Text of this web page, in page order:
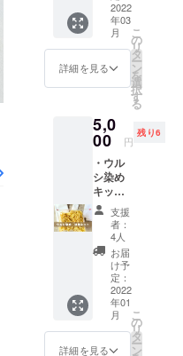
パーク
（埼玉
県蓮田
内）」
の植栽
会にご
参加い
ただけ
ない方
には、
「漆の
木を植
える
箸」を
お送り
しま
す。オ
プショ
ンより
いずれ
ルシの
木の柔
らかさ
を活か
した、
ブが特
徴の
ヒーメ
ジャー
スプー
ンで
す。持
ち手の
丸み
も、ス
プーン
部分の
刳り
も、
削と手
荒木
地のサ
イズ
（手仕
事のた
寸：幅
4.7 長
さ
13.4
高さ2.6
センチ
容
量：
コー
ヒー粉
すりき
り1杯
約10ｇ
スプー
ンの外
側と持
ち手部
材 ：
綿100％
サ
イズ：
文庫本
サイ
ズ 広
態で
15.5 ×
31cm（
手仕事
のため
多少の
個体差
があり
す。）
製
作 ：
北野 留
美（縄
文うる
しパー
クのメ
2022
年03
月
詳細を見る
こ
の
リ
タ
ー
ン
を
選
択
す
る
5,0
00 円
残り6
・ウル
シ染め
キット
（送料
込み）
内容
物：ウ
ルシの
木の
チップ
（約30
ｇ）、
不織
布、手
支援
者：
4人
お届
け予
定：
2022
年01
月
詳細を見る
こ
の
リ
タ
ー
ン